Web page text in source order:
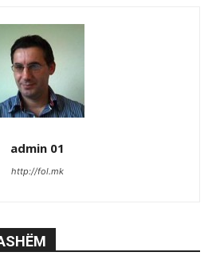
admin 01
http://fol.mk